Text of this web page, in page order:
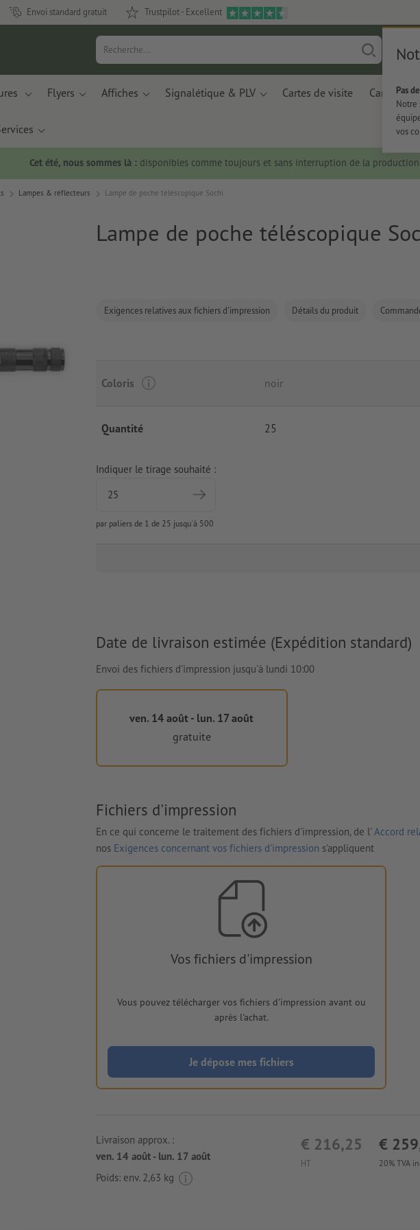
Envoi standard gratuit Trustpilot - Excellent
Pas
Notre
vos
Flyers Affiches Signalétique & PLV Cartes de visite Carterie
Cet été, nous sommes là :disponibles comme toujours et sans interruption de la production.
Lampes & réflecteurs Lampe de poche téléscopique Sochi
Lampe de poche téléscopique
Exigences relatives aux fichiers d'impression Détails du produit
Coloris noir
Quantité 25
Indiquer le tirage souhaité :
par paliers de 1 de 25 jusqu'à 500
Date de livraison estimée (Expédition standard)
Envoi des fichiers d'impression jusqu'à lundi 10:00
ven. 14 août - lun. 17 août
gratuite
Fichiers d'impression
En ce qui concerne le traitement des fichiers d'impression, de l'Accord
nos Exigences concernant vos fichiers d'impression s'appliquent
Vos fichiers d'impression
Vous pouvez télécharger vos fichiers d'impression avant ou
après l'achat.
Je dépose mes fichiers
HT
€ 216,25
20% TVA
€
Livraison approx. :
ven. 14 août - lun. 17 août
Poids: env. 2,63 kg